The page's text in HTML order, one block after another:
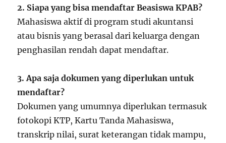
2. Siapa yang bisa mendaftar Beasiswa KPAB?
Mahasiswa aktif di program studi akuntansi
atau bisnis yang berasal dari keluarga dengan
penghasilan rendah dapat mendaftar.
3. Apa saja dokumen yang diperlukan untuk
mendaftar?
Dokumen yang umumnya diperlukan termasuk
fotokopi KTP, Kartu Tanda Mahasiswa,
transkrip nilai, surat keterangan tidak mampu,